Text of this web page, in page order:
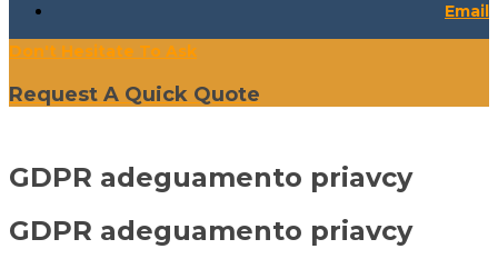
Email
Don't Hesitate To Ask
Request A Quick Quote
GDPR adeguamento priavcy
GDPR adeguamento priavcy